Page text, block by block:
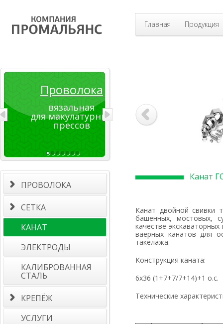
Главная Продукция
Проволока
вязальная
для макулатурных
прессов
ПРОВОЛОКА
СЕТКА
КАНАТ
ЭЛЕКТРОДЫ
КАЛИБРОВАННАЯ
СТАЛЬ
КРЕПЁЖ
УСЛУГИ
Канат
Канат двойной свивки типа ЛК-РО ГОСТ 7668-80 применяются в качестве подъемных канатов
башенных, мостовых,
качестве
ваерных канатов для
такелажа.
Конструкция каната:
6х36 (1+7+7/7+14)+1 о.с.
Технические